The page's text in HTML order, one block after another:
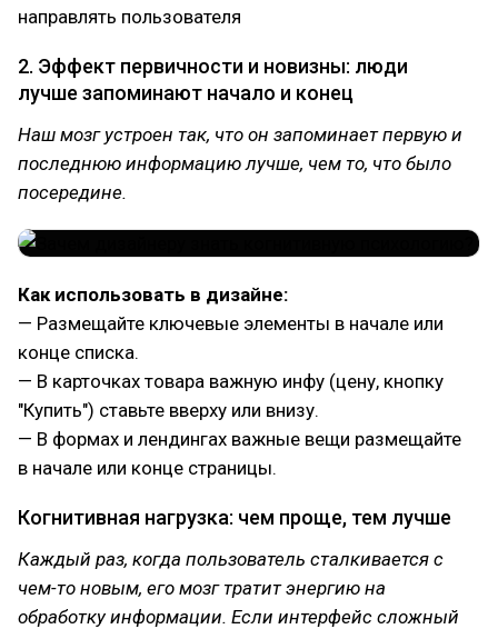
направлять пользователя
2. Эффект первичности и новизны: люди
лучше запоминают начало и конец
Наш мозг устроен так, что он запоминает первую и
последнюю информацию лучше, чем то, что было
посередине.
Как использовать в дизайне:
— Размещайте ключевые элементы в начале или
конце списка.
— В карточках товара важную инфу (цену, кнопку
"Купить") ставьте вверху или внизу.
— В формах и лендингах важные вещи размещайте
в начале или конце страницы.
Когнитивная нагрузка: чем проще, тем лучше
Каждый раз, когда пользователь сталкивается с
чем-то новым, его мозг тратит энергию на
обработку информации. Если интерфейс сложный